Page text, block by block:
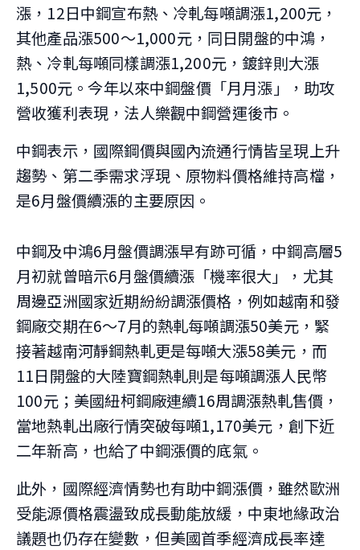
漲，12日中鋼宣布熱、冷軋每噸調漲1,200元，
其他產品漲500～1,000元，同日開盤的中鴻，
熱、冷軋每噸同樣調漲1,200元，鍍鋅則大漲
1,500元。今年以來中鋼盤價「月月漲」，助攻
營收獲利表現，法人樂觀中鋼營運後市。
中鋼表示，國際鋼價與國內流通行情皆呈現上升
趨勢、第二季需求浮現、原物料價格維持高檔，
是6月盤價續漲的主要原因。
中鋼及中鴻6月盤價調漲早有跡可循，中鋼高層5
月初就曾暗示6月盤價續漲「機率很大」，尤其
周邊亞洲國家近期紛紛調漲價格，例如越南和發
鋼廠交期在6～7月的熱軋每噸調漲50美元，緊
接著越南河靜鋼熱軋更是每噸大漲58美元，而
11日開盤的大陸寶鋼熱軋則是每噸調漲人民幣
100元；美國紐柯鋼廠連續16周調漲熱軋售價，
當地熱軋出廠行情突破每噸1,170美元，創下近
二年新高，也給了中鋼漲價的底氣。
此外，國際經濟情勢也有助中鋼漲價，雖然歐洲
受能源價格震盪致成長動能放緩，中東地緣政治
議題也仍存在變數，但美國首季經濟成長率達